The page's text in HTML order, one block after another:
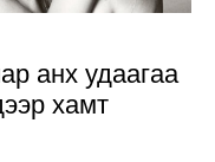
анх удаагаа
хамт